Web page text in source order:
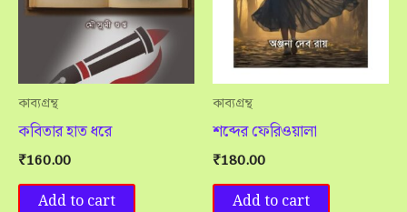
কাব্যগ্রন্থ
কবিতার হাত ধরে
₹160.00
Add to cart
কাব্যগ্রন্থ
শব্দের ফেরিওয়ালা
₹180.00
Add to cart